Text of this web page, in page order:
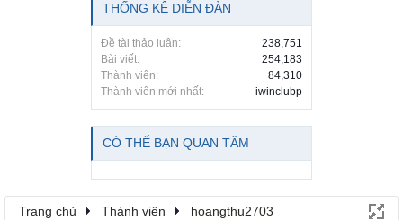
THỐNG KÊ DIỄN ĐÀN
Đề tài thảo luận:
238,751
Bài viết:
254,183
Thành viên:
84,310
Thành viên mới nhất:
iwinclubp
CÓ THỂ BẠN QUAN TÂM
Trang chủ Thành viên hoangthu2703